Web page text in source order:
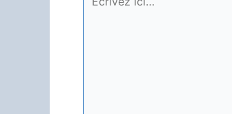
ici…